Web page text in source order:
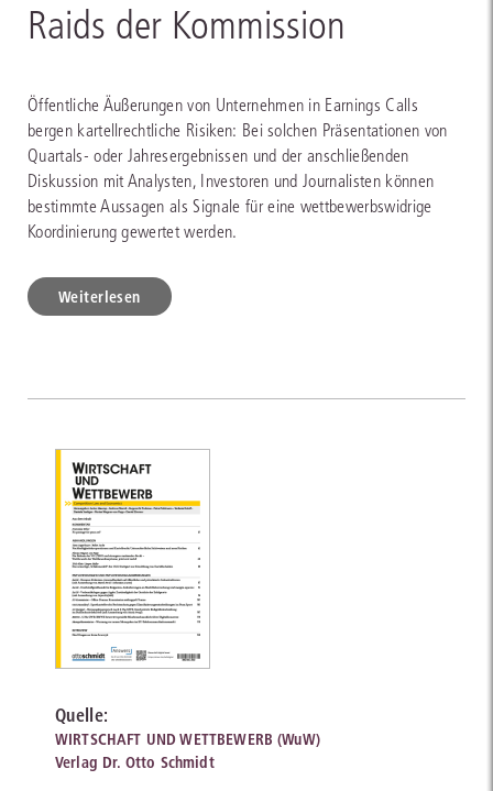
Raids der Kommission
Öffentliche Äußerungen von Unternehmen in Earnings Calls
bergen kartellrechtliche Risiken: Bei solchen Präsentationen von
Quartals- oder Jahresergebnissen und der anschließenden
Diskussion mit Analysten, Investoren und Journalisten können
bestimmte Aussagen als Signale für eine wettbewerbswidrige
Koordinierung gewertet werden.
Weiterlesen
Quelle:
WIRTSCHAFT UND WETTBEWERB (WuW)
Verlag Dr. Otto Schmidt